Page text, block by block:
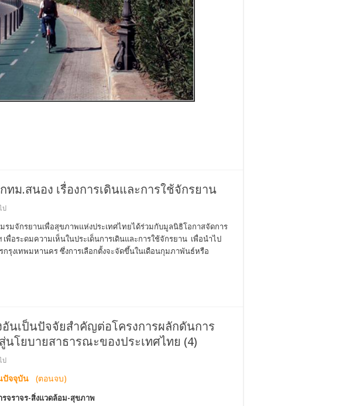
ทม.สนอง เรื่องการเดินและการใช้จักรยาน
ป
มจักรยานเพื่อสุขภาพแห่งประเทศไทยได้ร่วมกับมูลนิธิโอกาสจัดการ
อระดมความเห็นในประเด็นการเดินและการใช้จักรยาน เพื่อนำไป
กรุงเทพมหานคร ซึ่งการเลือกตั้งจะจัดขึ้นในเดือนกุมภาพันธ์หรือ
นเป็นปัจจัยสำคัญต่อโครงการผลักดันการ
นโยบายสาธารณะของประเทศไทย (4)
ป
ปัจจุบัน(ตอนจบ)
จราจร-สิ่งแวดล้อม-สุขภาพ